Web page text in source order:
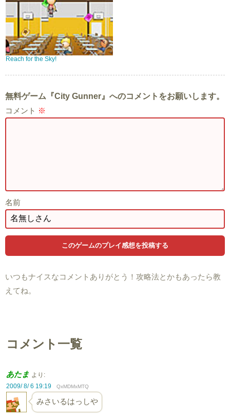
Reach for the Sky!
無料ゲーム『City Gunner』へのコメントをお願いします。
コメント ※
名前
いつもナイスなコメントありがとう！攻略法とかもあったら教
えてね。
コメント一覧
あたま より:
2009/ 8/ 6 19:19
QxMDMxMTQ
みさいるはっしや